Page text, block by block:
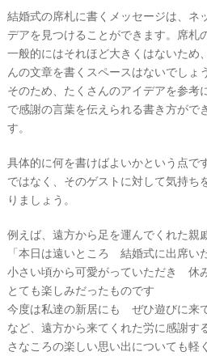
結婚式の席札に書くメッセージは、ネ
デアを見つけることができます。席札
一般的にはそれほど大きくはないため
んの文章を書くスペースはないでしょう
そのため、たくさんのアイデアを参考
で感謝の言葉を伝えられる書き方がで
す。
具体的に何を書けばよいかという点で
ではなく、そのゲストに対して気持ち
りましょう。
例えば、遠方から足を運んでくれた親
「本日は遠いところ 結婚式に出席い
小さい頃から可愛がっていただき 休
とても楽しみだったものです
今度は私達の新居にも ぜひ遊びに来
など、遠方から来てくれた労に感謝す
さなころの楽しい思い出についても軽